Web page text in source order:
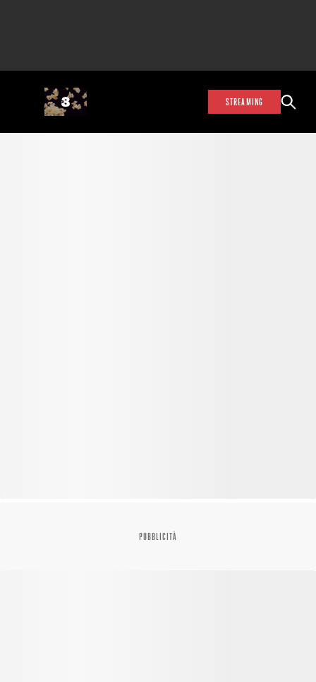
STREAMING
PUBBLICITÀ